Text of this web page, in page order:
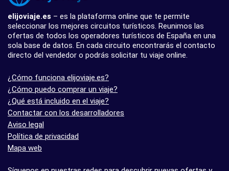
elijoviaje.es – es la plataforma online que te permite
seleccionar los mejores circuitos turísticos. Reunimos las
ofertas de todos los operadores turísticos de España en una
sola base de datos. En cada circuito encontrarás el contacto
directo del vendedor o podrás solicitar tu viaje online.
¿Cómo funciona elijoviaje.es?
¿Cómo puedo comprar un viaje?
¿Qué está incluido en el viaje?
Contactar con los desarrolladores
Aviso legal
Política de privacidad
Mapa web